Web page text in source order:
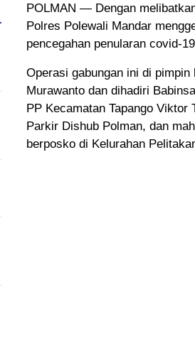
POLMAN — Dengan
Polres Polewali Mandar
pencegahan penularan covid-
Operasi gabungan ini di pimpin
Murawanto dan dihadiri
PP Kecamatan Tapango
Parkir Dishub Polman, dan
berposko di Kelurahan